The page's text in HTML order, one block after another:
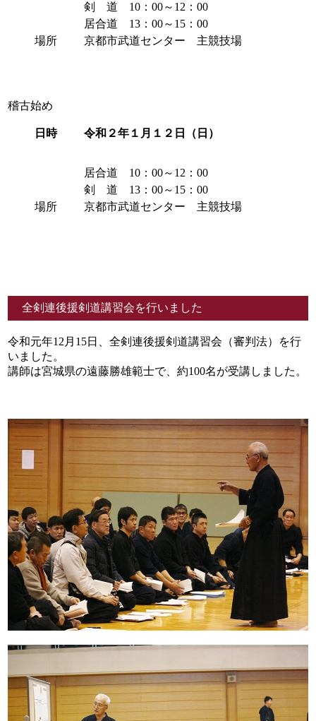
剣 道 10：00～12：00
居合道 13：00～15：00
場所
京都市武道センター 主競技場
稽古始め
日時 令和２年１月１２日（日）
居合道 10：00～12：00
剣 道 13：00～15：00
場所
京都市武道センター 主競技場
全剣連後援剣道講習会を行いました
令和元年12月15日、全剣連後援剣道講習会（審判法）を行
いました。
講師は宮城県の遠藤勝雄範士で、約100名が受講しました。